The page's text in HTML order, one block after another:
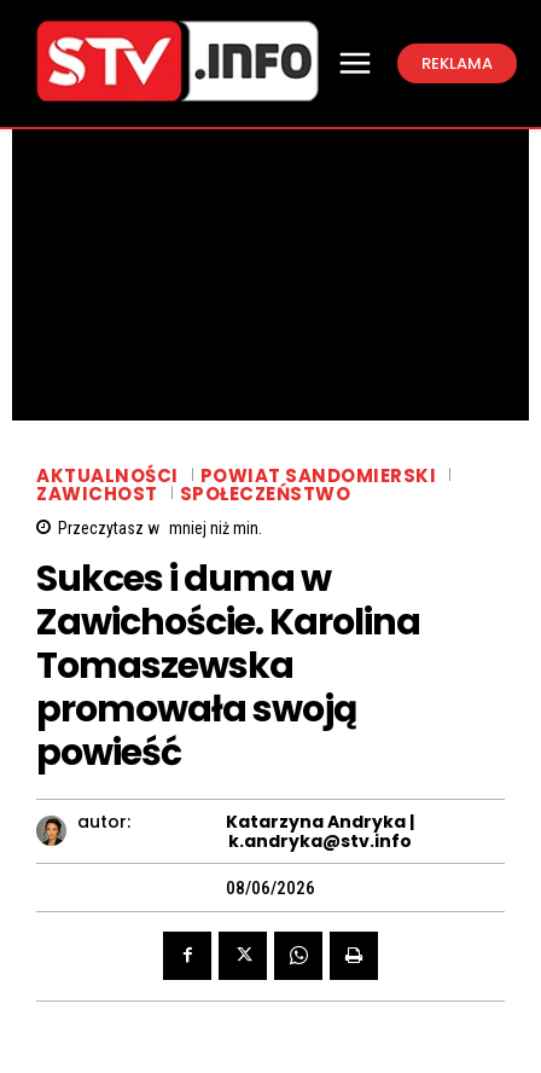
REKLAMA
AKTUALNOŚCI POWIAT SANDOMIERSKI
ZAWICHOST SPOŁECZEŃSTWO
Przeczytasz w mniej niżmin.
Sukces i duma w
Zawichoście. Karolina
Tomaszewska
promowała swoją
powieść
autor:
Katarzyna Andryka |
k.andryka@stv.info
08/06/2026